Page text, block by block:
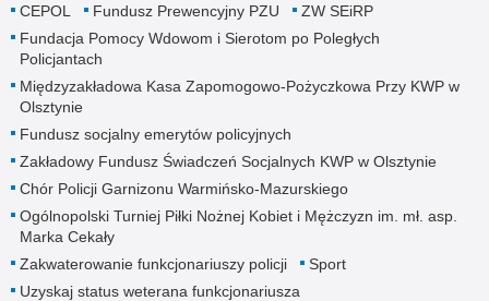
CEPOL
Fundusz Prewencyjny PZU
ZW SEiRP
Fundacja Pomocy Wdowom i Sierotom po Poległych
Policjantach
Międzyzakładowa Kasa Zapomogowo-Pożyczkowa Przy KWP w
Olsztynie
Fundusz socjalny emerytów policyjnych
Zakładowy Fundusz Świadczeń Socjalnych KWP w Olsztynie
Chór Policji Garnizonu Warmińsko-Mazurskiego
Ogólnopolski Turniej Piłki Nożnej Kobiet i Mężczyzn im. mł. asp.
Marka Cekały
Zakwaterowanie funkcjonariuszy policji
Sport
Uzyskaj status weterana funkcjonariusza